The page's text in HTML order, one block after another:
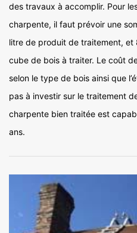
des travaux à accomplir. Pour
charpente, il faut prévoir une
litre de produit de traitement, et
cube de bois à traiter. Le coût
selon le type de bois ainsi que
pas à investir sur le traitement
charpente bien traitée est
ans.